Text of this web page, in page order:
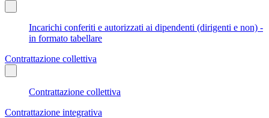
Incarichi conferiti e autorizzati ai dipendenti (dirigenti e non) -
in formato tabellare
Contrattazione collettiva
Contrattazione collettiva
Contrattazione integrativa